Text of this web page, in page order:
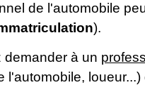
de l'automobile
).
demander à un
l'automobile,